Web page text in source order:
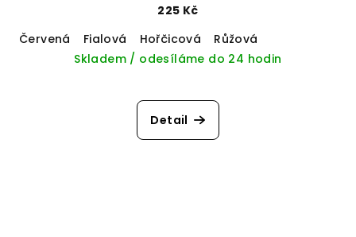
225 Kč
Červená
Fialová Hořčicová
Růžová
Skladem / odesíláme do 24 hodin
Detail